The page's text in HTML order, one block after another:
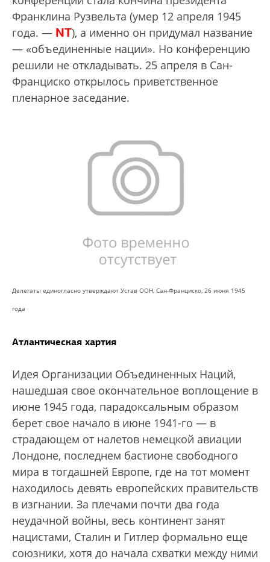
Франклина Рузвельта (умер 12 апреля 1945
года. — NT), а именно он придумал название
— «объединенные нации». Но конференцию
решили не откладывать. 25 апреля в Сан-
Франциско открылось приветственное
пленарное заседание.
Делегаты единогласно утверждают Устав ООН, Сан-Франциско, 26 июня 1945
года
Атлантическая хартия
Идея Организации Объединенных Наций,
нашедшая свое окончательное воплощение в
июне 1945 года, парадоксальным образом
берет свое начало в июне 1941-го — в
страдающем от налетов немецкой авиации
Лондоне, последнем бастионе свободного
мира в тогдашней Европе, где на тот момент
находилось девять европейских правительств
в изгнании. За плечами почти два года
неудачной войны, весь континент занят
нацистами, Сталин и Гитлер формально еще
союзники, хотя до начала схватки между ними